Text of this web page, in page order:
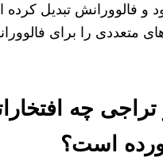
و فالوورانش تبدیل
متعددی را برای
چه
است؟